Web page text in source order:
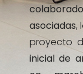
asociadas,
proyecto
inicial de